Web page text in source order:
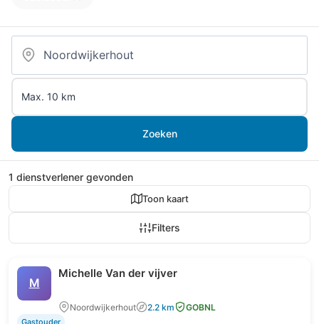
Zoeken
1 dienstverlener gevonden
Toon kaart
Filters
M
Michelle Van der vijver
Noordwijkerhout 2.2 km GOBNL
Gastouder